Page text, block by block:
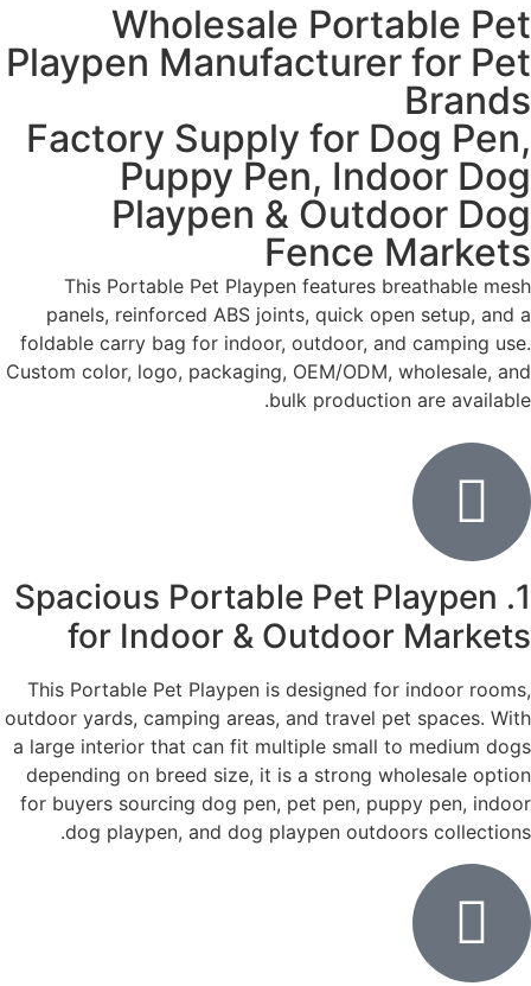
Wholesale Portable Pet
Playpen Manufacturer for Pet
Brands
Factory Supply for Dog Pen,
Puppy Pen, Indoor Dog
Playpen & Outdoor Dog
Fence Markets
This Portable Pet Playpen features breathable mesh
panels, reinforced ABS joints, quick open setup, and a
foldable carry bag for indoor, outdoor, and camping use.
Custom color, logo, packaging, OEM/ODM, wholesale, and
bulk production are available.
1. Spacious Portable Pet Playpen
for Indoor & Outdoor Markets
This Portable Pet Playpen is designed for indoor rooms,
outdoor yards, camping areas, and travel pet spaces. With
a large interior that can fit multiple small to medium dogs
depending on breed size, it is a strong wholesale option
for buyers sourcing dog pen, pet pen, puppy pen, indoor
dog playpen, and dog playpen outdoors collections.